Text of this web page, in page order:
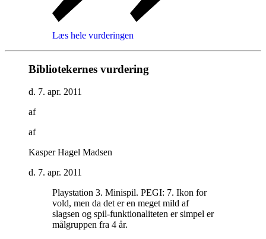
Læs hele vurderingen
Bibliotekernes vurdering
d. 7. apr. 2011
af
af
Kasper Hagel Madsen
d. 7. apr. 2011
Playstation 3. Minispil. PEGI: 7. Ikon for
vold, men da det er en meget mild af
slagsen og spil-funktionaliteten er simpel er
målgruppen fra 4 år.